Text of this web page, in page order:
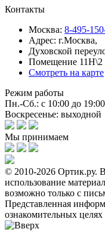
Контакты
Москва: 8-495-
Адрес: г.Москва,
Духовской
Помещение 11Н\2
Смотреть на карте
Режим работы
Пн.-Сб.: с 10:00 до 19:00
Воскресенье: выходной
Мы принимаем
© 2010-2026 Ортик.ру.
использование
возможно только с
Представленная
ознакомительных